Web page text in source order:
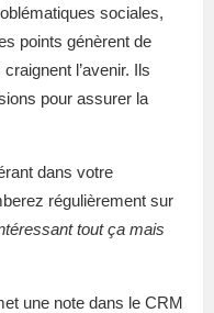
sociales,
points génèrent de
l’avenir. Ils
pour assurer la
dans votre
régulièrement sur
tout ça mais
une note dans le CRM